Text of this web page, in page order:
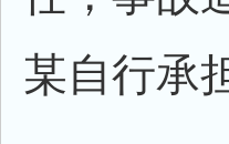
某自行承